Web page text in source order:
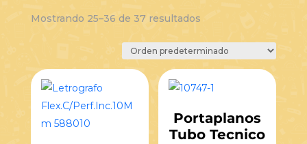
Mostrando 25–36 de 37 resultados
Portaplanos
Tubo Tecnico